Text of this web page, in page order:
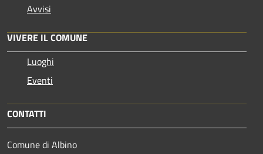
Avvisi
VIVERE IL COMUNE
Luoghi
Eventi
CONTATTI
Comune di Albino